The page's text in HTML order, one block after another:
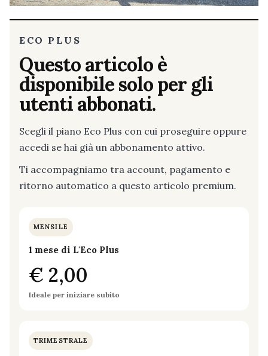
ECO PLUS
Questo articolo è
disponibile solo per gli
utenti abbonati.
Scegli il piano Eco Plus con cui proseguire oppure
accedi se hai già un abbonamento attivo.
Ti accompagniamo tra account, pagamento e
ritorno automatico a questo articolo premium.
MENSILE
1 mese di L'Eco Plus
€ 2,00
Ideale per iniziare subito
TRIMESTRALE